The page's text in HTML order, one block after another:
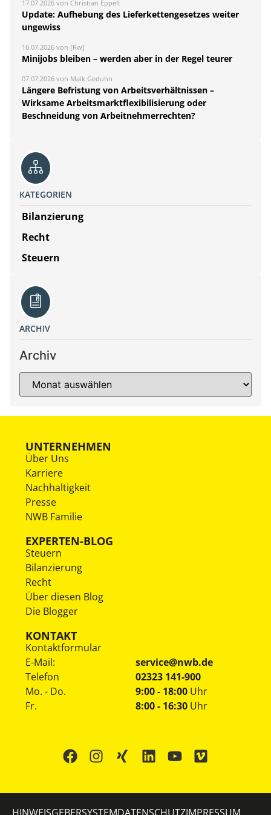
17.07.2026 von Christian Eppelt
Update: Aufhebung des Lieferkettengesetzes weiter
ungewiss
16.07.2026 von [Rw]
Minijobs bleiben – werden aber in der Regel teurer
07.07.2026 von Maik Geduhn
Längere Befristung von Arbeitsverhältnissen –
Wirksame Arbeitsmarktflexibilisierung oder
Beschneidung von Arbeitnehmerrechten?
KATEGORIEN
Bilanzierung
Recht
Steuern
ARCHIV
Archiv
UNTERNEHMEN
Über Uns
Karriere
Nachhaltigkeit
Presse
NWB Familie
EXPERTEN-BLOG
Steuern
Bilanzierung
Recht
Über diesen Blog
Die Blogger
KONTAKT
Kontaktformular
E-Mail:
service@nwb.de
Telefon
02323 141-900
Mo. - Do.
Fr.
9:00 - 18:00 Uhr
8:00 - 16:30 Uhr